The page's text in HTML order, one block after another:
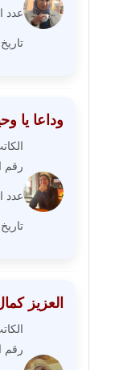
عدد
وداعا يا
رقم
عدد
العزيز
رقم